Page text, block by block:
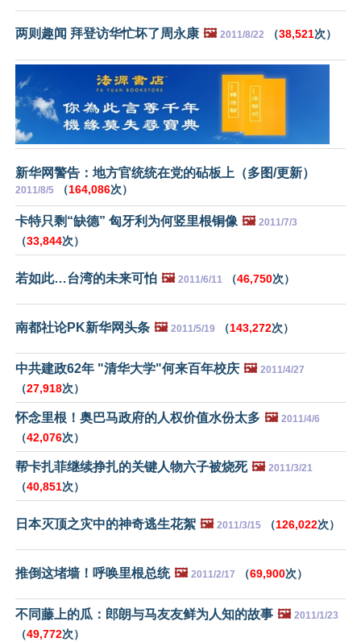
两则趣闻 拜登访华忙坏了周永康 🖼️ 2011/8/22 （38,521次）
新华网警告：地方官统统在党的砧板上（多图/更新）
2011/8/5 （164,086次）
卡特只剩“缺德” 匈牙利为何竖里根铜像 🖼️ 2011/7/3
（33,844次）
若如此…台湾的未来可怕 🖼️ 2011/6/11 （46,750次）
南都社论PK新华网头条 🖼️ 2011/5/19 （143,272次）
中共建政62年 "清华大学"何来百年校庆 🖼️ 2011/4/27
（27,918次）
怀念里根！奥巴马政府的人权价值水份太多 🖼️ 2011/4/6
（42,076次）
帮卡扎菲继续挣扎的关键人物六子被烧死 🖼️ 2011/3/21
（40,851次）
日本灭顶之灾中的神奇逃生花絮 🖼️ 2011/3/15 （126,022次）
推倒这堵墙！呼唤里根总统 🖼️ 2011/2/17 （69,900次）
不同藤上的瓜：郎朗与马友友鲜为人知的故事 🖼️ 2011/1/23
（49,772次）